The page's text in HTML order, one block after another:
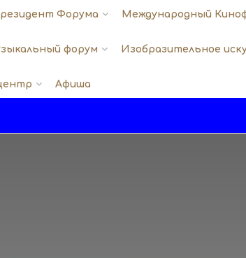
Форума Международный
форум Изобразительное
Афиша